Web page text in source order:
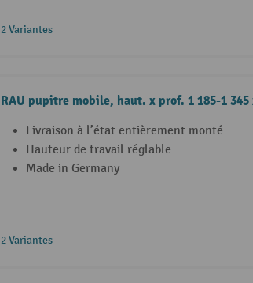
2 Variantes
RAU pupitre mobile, haut. x prof. 1 185-1 345
Livraison à l’état entièrement monté
Hauteur de travail réglable
Made in Germany
2 Variantes